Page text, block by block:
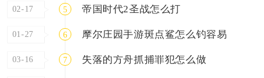
02-17 5 帝国时代2圣战怎么打
01-27 6 摩尔庄园手游斑点鲨怎么钓容易
03-16 7 失落的方舟抓捕罪犯怎么做